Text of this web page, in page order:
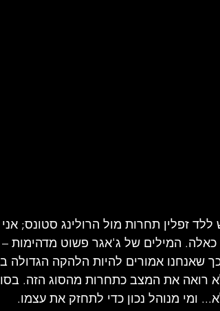
זפלין תחרות מול הרולינג סטונס;
כאלה. המילים של ג'אגר פשוט מדהימות
שאנחנו אמורים להיות הלהקה הגדולה
רואה את המצב כתחרות מהסוג הזה.
ומי מנוהל נכון כדי לתחזק את עצמו.